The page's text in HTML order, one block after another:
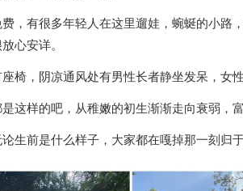
，有很多年轻人在这里遛娃，蜿蜒的小路
心安详。
椅，阴凉通风处有男性长者静坐发呆，女
是这样的吧，从稚嫩的初生渐渐走向衰弱，
论生前是什么样子，大家都在嘎掉那一刻归